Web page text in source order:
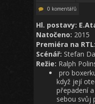
0 komentářů
Hl. postavy:
Natočeno: 2015
Premiéra na RTL:
Scénář: Stefan
Režie: Ralph
pro
když její
přepadení
sebou svůj